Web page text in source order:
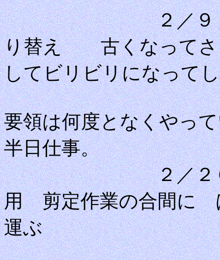
２／９ 梅干し
り替え 古くなってさ
してビリビリになって
要領は何度となくやっ
半日仕
２／２６ 農協
用 剪定作業の合間に
運